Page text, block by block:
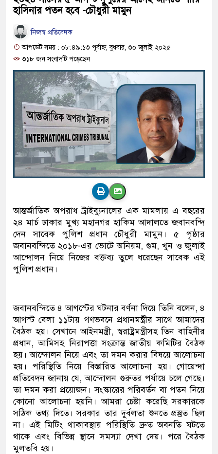
হাসিনার পতন হবে -চৌধুরী মামুন
নিজস্ব প্রতিবেদক
আপডেট সময় : ০৮:৪৯:১৩ পূর্বাহ্ন, বুধবার, ৩০ জুলাই ২০২৫
৩১৮ জন সংবাদটি পড়েছেন
আন্তর্জাতিক অপরাধ ট্রাইব্যুনালের এক মামলায় এ বছরের
২৪ মার্চ ঢাকার মুখ্য মহানগর হাকিম আদালতে জবানবন্দি
দেন সাবেক পুলিশ প্রধান চৌধুরী মামুন। ৫ পৃষ্ঠার
জবানবন্দিতে ২০১৮-এর ভোটে অনিয়ম, গুম, খুন ও জুলাই
আন্দোলন নিয়ে নিজের বক্তব্য তুলে ধরেছেন সাবেক এই
পুলিশ প্রধান।
জবানবন্দিতে ৪ আগস্টের ঘটনার বর্ণনা দিয়ে তিনি বলেন, ৪
আগস্ট বেলা ১১টায় গণভবনে প্রধানমন্ত্রীর সাথে আমাদের
বৈঠক হয়। সেখানে আইনমন্ত্রী, স্বরাষ্ট্রমন্ত্রীসহ তিন বাহিনীর
প্রধান, আমিসহ নিরাপত্তা সংক্রান্ত জাতীয় কমিটির বৈঠক
হয়। আন্দোলন নিয়ে এবং তা দমন করার বিষয়ে আলোচনা
হয়। পরিস্থিতি নিয়ে বিস্তারিত আলোচনা হয়। গোয়েন্দা
প্রতিবেদন জানায় যে, আন্দোলন গুরুতর পর্যায়ে চলে গেছে।
তা দমন করা প্রয়োজন। সংস্কারের পরিবর্তন বা পতন নিয়ে
কোনো আলোচনা হয়নি। আমরা চেষ্টা করেছি সরকারকে
সঠিক তথ্য দিতে। সরকার তার দুর্বলতা শুনতে প্রস্তুত ছিল
না। এই মিটিং থাকাবস্থায় পরিস্থিতি দ্রুত অবনতি ঘটতে
থাকে এবং বিভিন্ন স্থানে সমস্যা দেখা দেয়। পরে বৈঠক
মুলতবি হয়।